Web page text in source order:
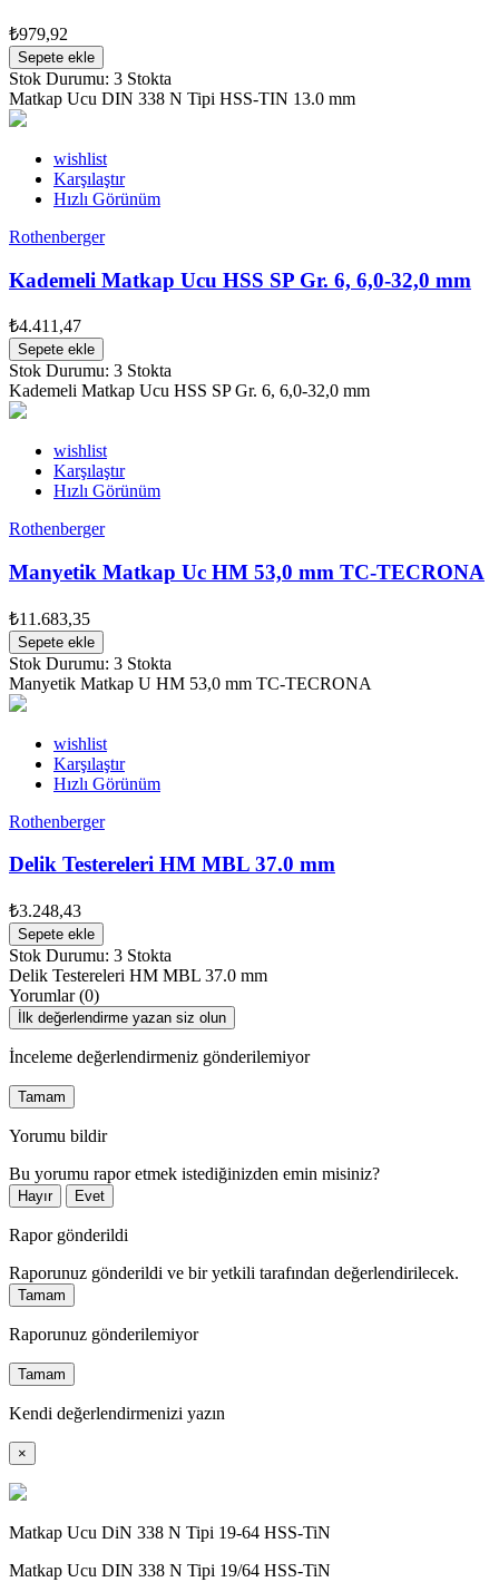
₺979,92
Sepete ekle
Stok Durumu: 3 Stokta
Matkap Ucu DIN 338 N Tipi HSS-TIN 13.0 mm
wishlist
Karşılaştır
Hızlı Görünüm
Rothenberger
Kademeli Matkap Ucu HSS SP Gr. 6, 6,0-32,0 mm
₺4.411,47
Sepete ekle
Stok Durumu: 3 Stokta
Kademeli Matkap Ucu HSS SP Gr. 6, 6,0-32,0 mm
wishlist
Karşılaştır
Hızlı Görünüm
Rothenberger
Manyetik Matkap Uc HM 53,0 mm TC-TECRONA
₺11.683,35
Sepete ekle
Stok Durumu: 3 Stokta
Manyetik Matkap U HM 53,0 mm TC-TECRONA
wishlist
Karşılaştır
Hızlı Görünüm
Rothenberger
Delik Testereleri HM MBL 37.0 mm
₺3.248,43
Sepete ekle
Stok Durumu: 3 Stokta
Delik Testereleri HM MBL 37.0 mm
Yorumlar (0)
İlk değerlendirme yazan siz olun
İnceleme değerlendirmeniz gönderilemiyor
Tamam
Yorumu bildir
Bu yorumu rapor etmek istediğinizden emin misiniz?
Hayır Evet
Rapor gönderildi
Raporunuz gönderildi ve bir yetkili tarafından değerlendirilecek.
Tamam
Raporunuz gönderilemiyor
Tamam
Kendi değerlendirmenizi yazın
×
Matkap Ucu DiN 338 N Tipi 19-64 HSS-TiN
Matkap Ucu DIN 338 N Tipi 19/64 HSS-TiN